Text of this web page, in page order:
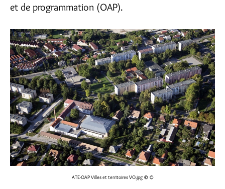
et de programmation (OAP).
ATE-OAP Villes et territoires VO.jpg © ©